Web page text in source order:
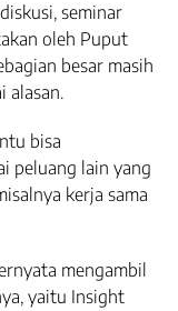
seminar
oleh Puput
besar masih
alasan.
bisa
peluang lain yang
kerja sama
mengambil
yaitu Insight